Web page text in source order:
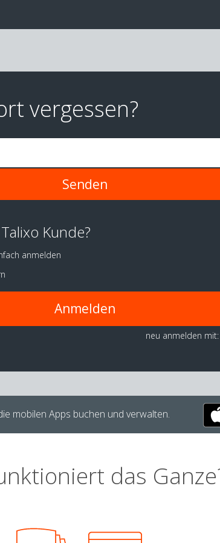
vergessen?
Kunde?
anmelden
Anmelden
neu anmelden mit:
mobilen Apps buchen und verwalten.
das